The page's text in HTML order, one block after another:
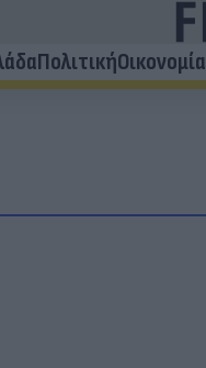
ΠολιτικήΟικονομία